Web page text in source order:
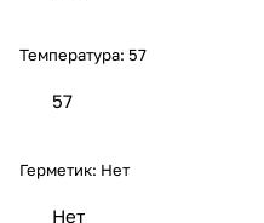
Температура: 57
57
Герметик: Нет
Нет